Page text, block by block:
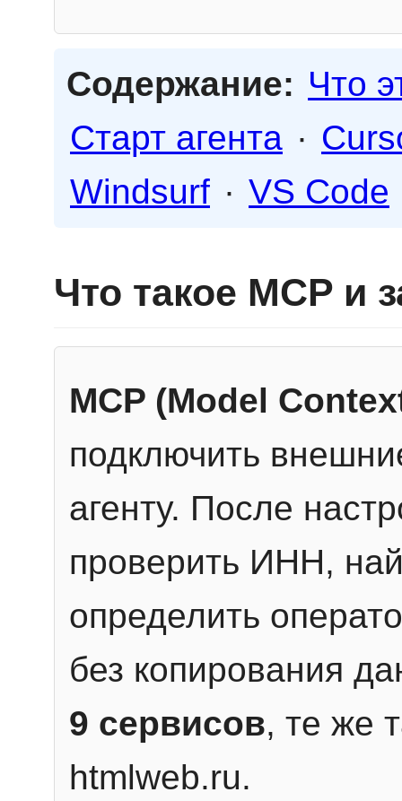
Содержание: Что
Старт агента ·
Windsurf · VS Code
Что такое MCP и
MCP (Model
подключить
агенту. После
проверить ИНН,
определить
без копирования
9 сервисов, те же
htmlweb.ru.